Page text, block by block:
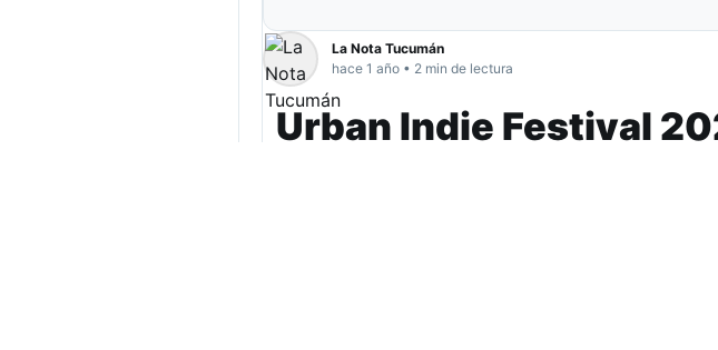
La Nota Tucumán
hace 1 año • 2 min de lectura
Urban Indie Festival